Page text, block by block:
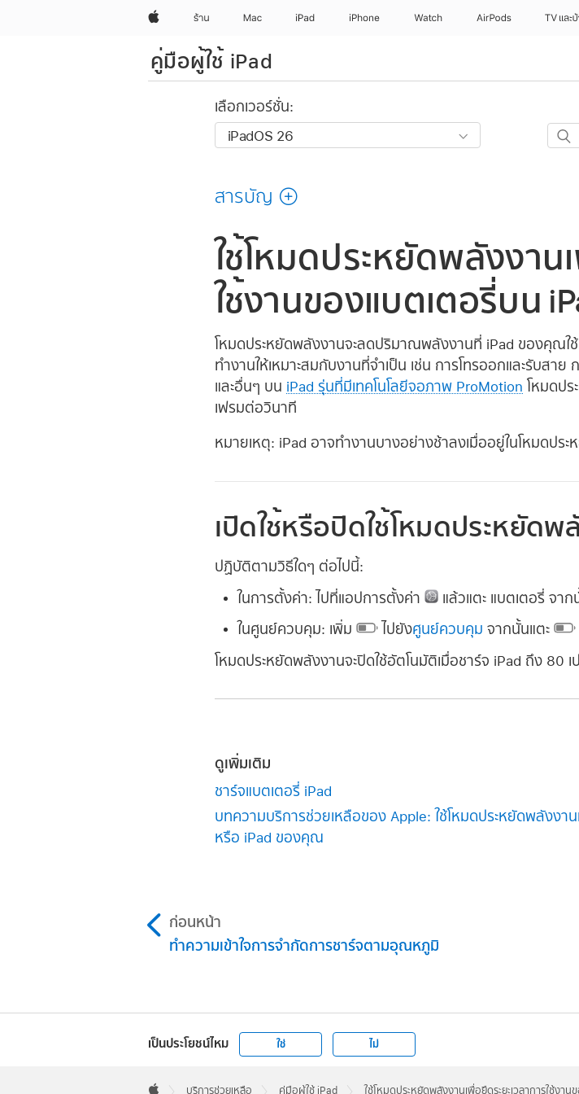
Appleร้าน Mac iPad iPhone Watch AirPods TV และ
คู่มือผู้ใช้ iPad
เลือกเวอร์ชั่น:
ค้นหา
สารบัญ
ใช้โหมดประหยัดพลังงาน
ใช้งานของแบตเตอรี่บน
โหมดประหยัดพลังงานจะลดปริมาณพลังงานที่ iPad ของคุณใช้
ทำงานให้เหมาะสมกับงานที่จำเป็น เช่น การโทรออกและรับสาย
และอื่นๆ บน iPad รุ่นที่มีเทคโนโลยีจอภาพ ProMotion โหมดป
เฟรมต่อวินาที
หมายเหตุ: iPad อาจทำงานบางอย่างช้าลงเมื่ออยู่ในโหมดปร
เปิดใช้หรือปิดใช้โหมดประหยัดพ
ปฏิบัติตามวิธีใดๆ ต่อไปนี้:
ในการตั้งค่า: ไปที่แอปการตั้งค่า แล้วแตะ แบตเตอรี่ จาก
ในศูนย์ควบคุม: เพิ่ม ไปยังศูนย์ควบคุม จากนั้นแตะ
โหมดประหยัดพลังงานจะปิดใช้อัตโนมัติเมื่อชาร์จ iPad ถึง 80 เ
ดูเพิ่มเติม
ชาร์จแบตเตอรี่ iPad
บทความบริการช่วยเหลือของ Apple: ใช้โหมดประหยัดพลังงาน
หรือ iPad ของคุณ
ก่อนหน้า
ทำความเข้าใจการจำกัดการชาร์จตามอุณหภูมิ
เป็นประโยชน์ไหม ใช่ ไม่
Footer
 บริการช่วยเหลือ คู่มือผู้ใช้ iPad ใช้โหมดประหยัดพลังงานเพื่อยืดระยะเวลาการใช้งา